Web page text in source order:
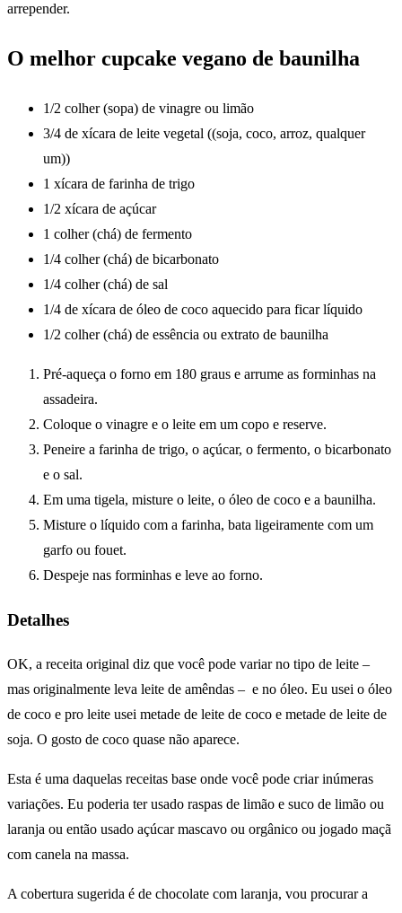
arrepender.
O melhor cupcake vegano de baunilha
1/2 colher (sopa) de vinagre ou limão
3/4 de xícara de leite vegetal ((soja, coco, arroz, qualquer
um))
1 xícara de farinha de trigo
1/2 xícara de açúcar
1 colher (chá) de fermento
1/4 colher (chá) de bicarbonato
1/4 colher (chá) de sal
1/4 de xícara de óleo de coco aquecido para ficar líquido
1/2 colher (chá) de essência ou extrato de baunilha
Pré-aqueça o forno em 180 graus e arrume as forminhas na
assadeira.
Coloque o vinagre e o leite em um copo e reserve.
Peneire a farinha de trigo, o açúcar, o fermento, o bicarbonato
e o sal.
Em uma tigela, misture o leite, o óleo de coco e a baunilha.
Misture o líquido com a farinha, bata ligeiramente com um
garfo ou fouet.
Despeje nas forminhas e leve ao forno.
Detalhes
OK, a receita original diz que você pode variar no tipo de leite –
mas originalmente leva leite de amêndas – e no óleo. Eu usei o óleo
de coco e pro leite usei metade de leite de coco e metade de leite de
soja. O gosto de coco quase não aparece.
Esta é uma daquelas receitas base onde você pode criar inúmeras
variações. Eu poderia ter usado raspas de limão e suco de limão ou
laranja ou então usado açúcar mascavo ou orgânico ou jogado maçã
com canela na massa.
A cobertura sugerida é de chocolate com laranja, vou procurar a